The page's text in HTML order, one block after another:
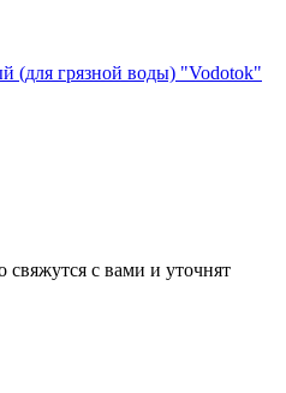
(для грязной воды) "Vodotok"
с вами и уточнят